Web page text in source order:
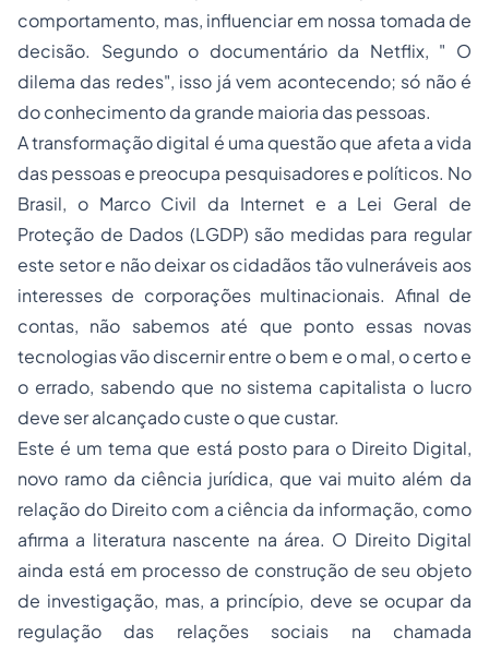
comportamento, mas, influenciar em nossa tomada de
decisão. Segundo o documentário da Netflix, " O
dilema das redes", isso já vem acontecendo; só não é
do conhecimento da grande maioria das pessoas.
A transformação digital é uma questão que afeta a vida
das pessoas e preocupa pesquisadores e políticos. No
Brasil, o Marco Civil da Internet e a Lei Geral de
Proteção de Dados (LGDP) são medidas para regular
este setor e não deixar os cidadãos tão vulneráveis aos
interesses de corporações multinacionais. Afinal de
contas, não sabemos até que ponto essas novas
tecnologias vão discernir entre o bem e o mal, o certo e
o errado, sabendo que no sistema capitalista o lucro
deve ser alcançado custe o que custar.
Este é um tema que está posto para o Direito Digital,
novo ramo da ciência jurídica, que vai muito além da
relação do Direito com a ciência da informação, como
afirma a literatura nascente na área. O Direito Digital
ainda está em processo de construção de seu objeto
de investigação, mas, a princípio, deve se ocupar da
regulação das relações sociais na chamada